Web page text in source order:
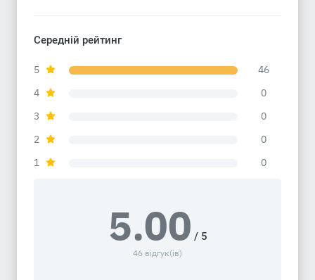
Середній рейтинг
5
46
4
0
3
0
2
0
1
0
5.00 / 5
46 відгук(ів)